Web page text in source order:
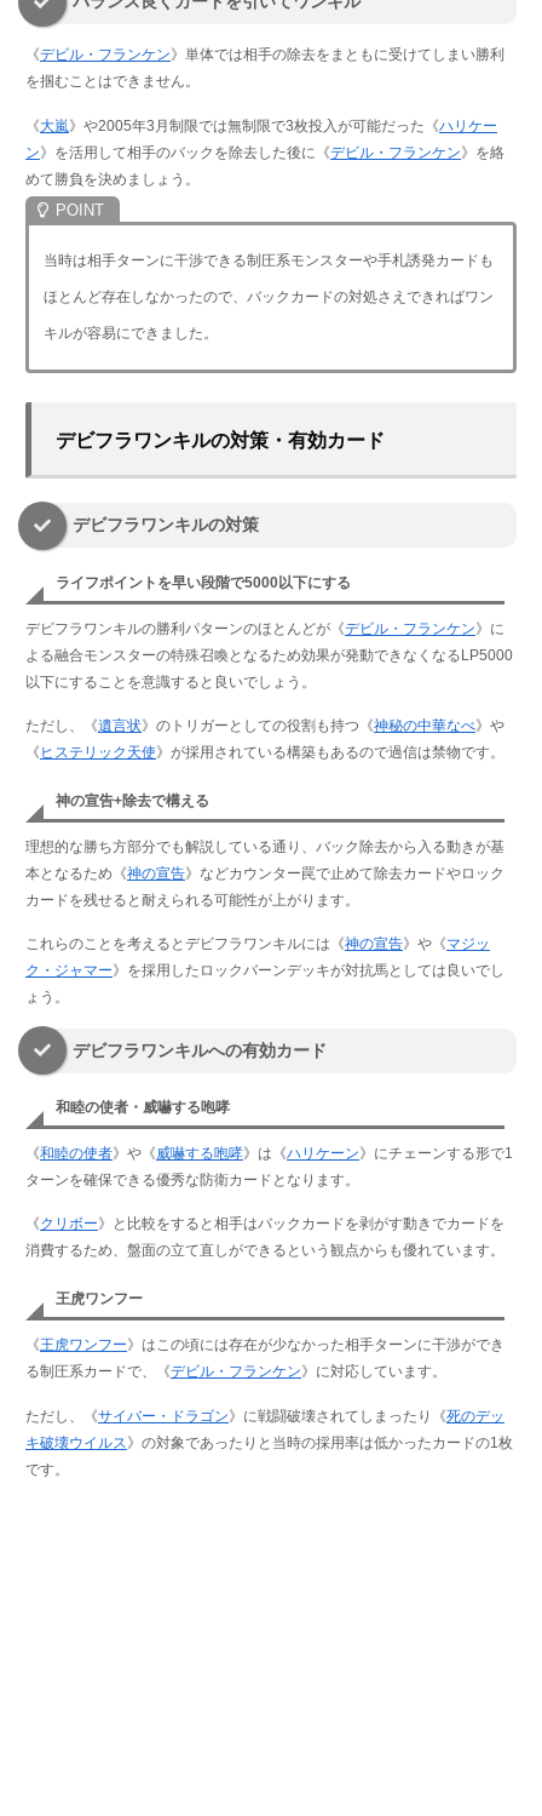
《デビル・フランケン》単体では相手の除去をまともに受けてしまい勝利
を掴むことはできません。
《大嵐 》や2005年3月制限では無制限で3枚投入が可能だった《ハリケー
ン》を活用して相手のバックを除去した後に《デビル・フランケン》を絡
めて勝負を決めましょう。
当時は相手ターンに干渉できる制圧系モンスターや手札誘発カードも
ほとんど存在しなかったので、バックカードの対処さえできればワン
キルが容易にできました。
デビフラワンキルの対策・有効カード
デビフラワンキルの対策
ライフポイントを早い段階で5000以下にする
デビフラワンキルの勝利パターンのほとんどが《デビル・フランケン》に
よる融合モンスターの特殊召喚となるため効果が発動できなくなるLP5000
以下にすることを意識すると良いでしょう。
ただし、《遺言状》のトリガーとしての役割も持つ《神秘の中華なべ》や
《 ヒステリック天使》が採用されている構築もあるので過信は禁物です。
神の宣告+除去で構える
理想的な勝ち方部分でも解説している通り、バック除去から入る動きが基
本となるため《神の宣告》などカウンター罠で止めて除去カードやロック
カードを残せると耐えられる可能性が上がります。
これらのことを考えるとデビフラワンキルには《神の宣告》や《マジッ
ク・ジャマー》を採用したロックバーンデッキが対抗馬としては良いでし
ょう。
デビフラワンキルへの有効カード
和睦の使者・威嚇する咆哮
《和睦の使者》や《威嚇する咆哮》は《ハリケーン》にチェーンする形で1
ターンを確保できる優秀な防衛カードとなります。
《クリボー》と比較をすると相手はバックカードを剥がす動きでカードを
消費するため、盤面の立て直しができるという観点からも優れています。
王虎ワンフー
《王虎ワンフー》はこの頃には存在が少なかった相手ターンに干渉ができ
る制圧系カードで、《デビル・フランケン》に対応しています。
ただし、《サイバー・ドラゴン》に戦闘破壊されてしまったり《死のデッ
キ破壊ウイルス 》の対象であったりと当時の採用率は低かったカードの1枚
です。